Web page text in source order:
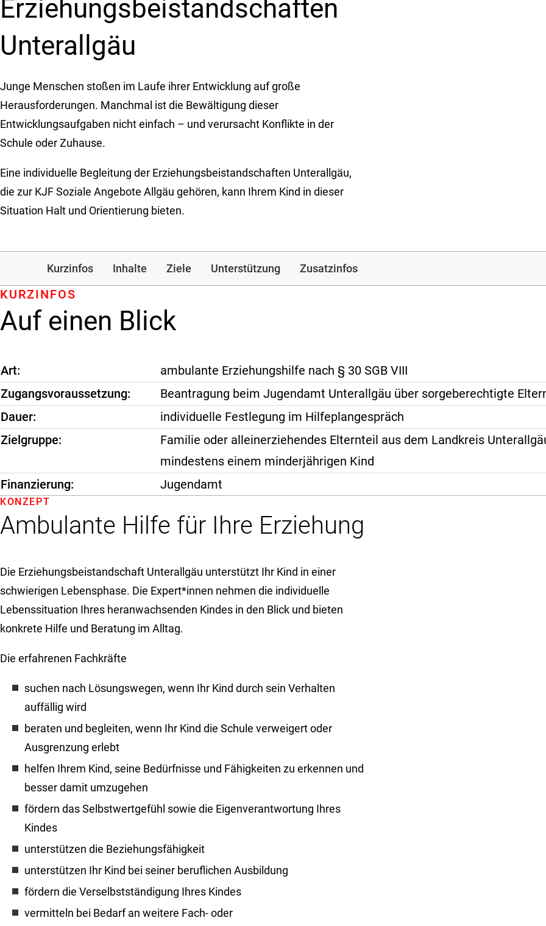
Erziehungs­beistand­schaften
Unterallgäu
Junge Menschen stoßen im Laufe ihrer Entwicklung auf große
Herausforderungen. Manchmal ist die Bewältigung dieser
Entwicklungsaufgaben nicht einfach – und verursacht Konflikte in der
Schule oder Zuhause.
Eine individuelle Begleitung der Erziehungsbeistandschaften Unterallgäu,
die zur KJF Soziale Angebote Allgäu gehören, kann Ihrem Kind in dieser
Situation Halt und Orientierung bieten.
Kurzinfos Inhalte Ziele Unterstützung Zusatzinfos
Auf einen Blick
KURZINFOS
Art
ambulante Erziehungshilfe nach § 30 SGB VIII
Zugangsvoraussetzung
Beantragung beim Jugendamt Unterallgäu über sorgeberechtigte
Dauer
individuelle Festlegung im Hilfeplangespräch
Zielgruppe
Familie oder alleinerziehendes Elternteil aus dem Landkreis
mindestens einem minderjährigen Kind
Finanzierung
Jugendamt
Ambulante Hilfe für Ihre Erziehung
KONZEPT
Die Erziehungsbeistandschaft Unterallgäu unterstützt Ihr Kind in einer
schwierigen Lebensphase. Die Expert*innen nehmen die individuelle
Lebenssituation Ihres heranwachsenden Kindes in den Blick und bieten
konkrete Hilfe und Beratung im Alltag.
Die erfahrenen Fachkräfte
suchen nach Lösungswegen, wenn Ihr Kind durch sein Verhalten
auffällig wird
beraten und begleiten, wenn Ihr Kind die Schule verweigert oder
Ausgrenzung erlebt
helfen Ihrem Kind, seine Bedürfnisse und Fähigkeiten zu erkennen und
besser damit umzugehen
fördern das Selbstwertgefühl sowie die Eigenverantwortung Ihres
Kindes
unterstützen die Beziehungsfähigkeit
unterstützen Ihr Kind bei seiner beruflichen Ausbildung
fördern die Verselbstständigung Ihres Kindes
vermitteln bei Bedarf an weitere Fach- oder